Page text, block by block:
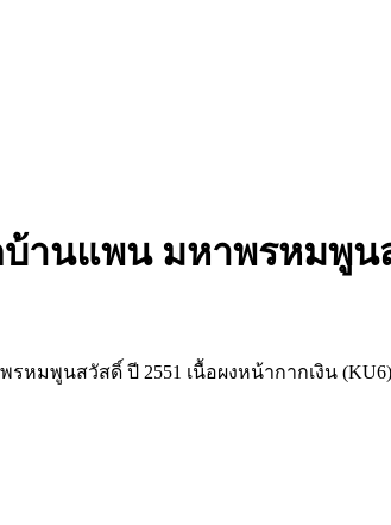
านแพน มหาพรหมพูน
หมพูนสวัสดิ์ ปี 2551 เนื้อผงหน้ากากเงิน (KU6)